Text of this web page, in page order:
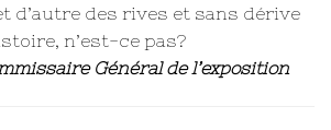
d’autre des rives et sans dérive
n’est-ce pas?
Général de l’exposition